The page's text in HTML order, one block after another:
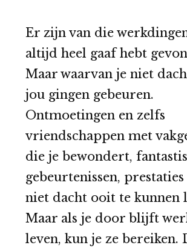
Er zijn van die
altijd heel gaaf hebt
Maar waarvan je niet
jou gingen gebeuren.
Ontmoetingen en zelfs
vriendschappen met
die je bewondert,
gebeurtenissen,
niet dacht ooit te kunnen
Maar als je door blijft
leven, kun je ze bereiken.